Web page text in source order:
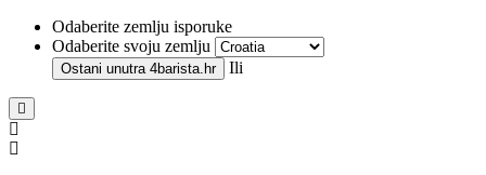
Odaberite zemlju isporuke
Odaberite svoju zemlju
Ostani unutra 4barista.hr Ili